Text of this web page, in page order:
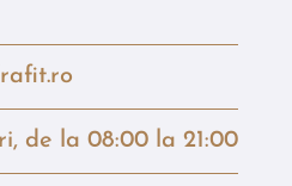
de la 08:00 la 21:00